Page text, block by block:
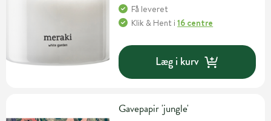
Få leveret
Klik & Hent i16 centre
Læg i kurv
Gavepapir 'jungle'